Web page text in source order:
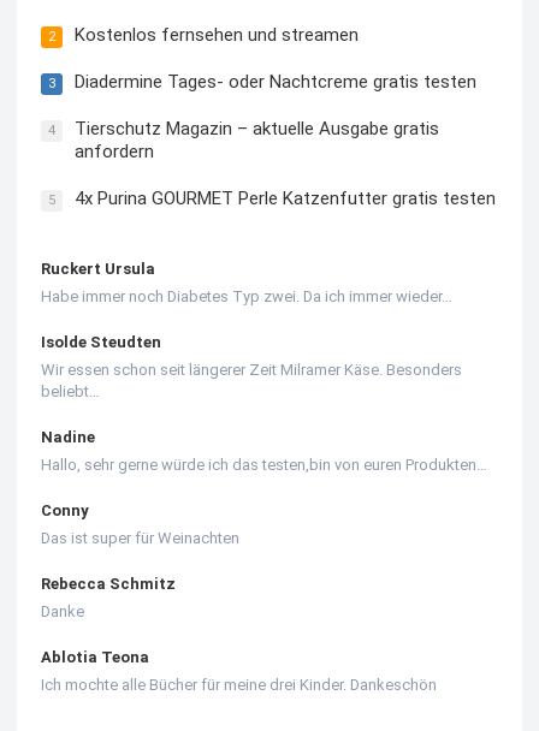
2 Kostenlos fernsehen und streamen
3 Diadermine Tages- oder Nachtcreme gratis testen
4
Tierschutz Magazin – aktuelle Ausgabe gratis
anfordern
5 4x Purina GOURMET Perle Katzenfutter gratis testen
Ruckert Ursula
Habe immer noch Diabetes Typ zwei. Da ich immer wieder…
Isolde Steudten
Wir essen schon seit längerer Zeit Milramer Käse. Besonders
beliebt…
Nadine
Hallo, sehr gerne würde ich das testen,bin von euren Produkten…
Conny
Das ist super für Weinachten
Rebecca Schmitz
Danke
Ablotia Teona
Ich mochte alle Bücher für meine drei Kinder. Dankeschön